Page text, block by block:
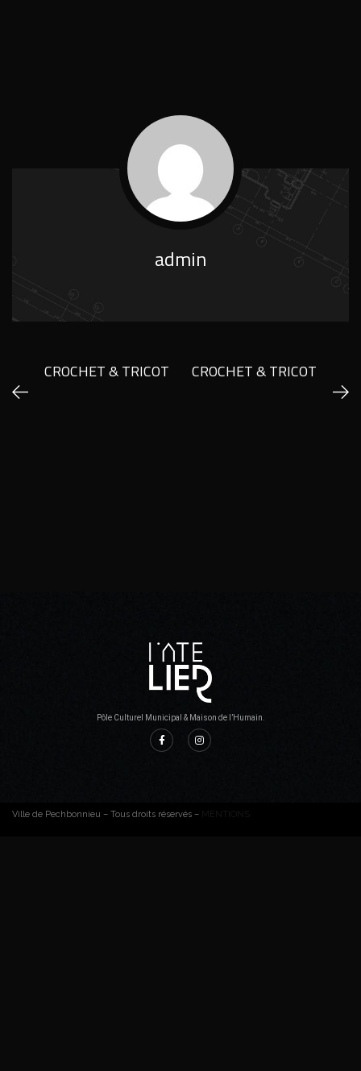
admin
CROCHET & TRICOT CROCHET & TRICOT
Pôle Culturel Municipal & Maison de l’Humain.
Ville de Pechbonnieu – Tous droits réservés – MENTIONS